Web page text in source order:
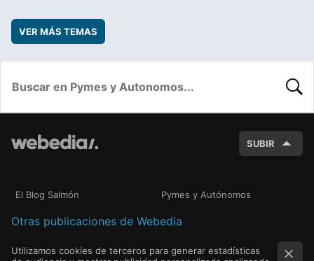
VER MÁS TEMAS
SUBIR
El Blog Salmón Pymes y Autónomos
Otras publicaciones de Webedia
Utilizamos cookies de terceros para generar estadísticas